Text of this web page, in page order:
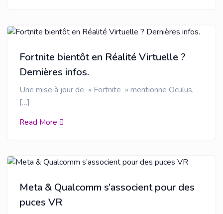
Fortnite bientôt en Réalité Virtuelle ?
Dernières infos.
Une mise à jour de » Fortnite » mentionne Oculus,
[…]
Read More
Meta & Qualcomm s’associent pour des
puces VR